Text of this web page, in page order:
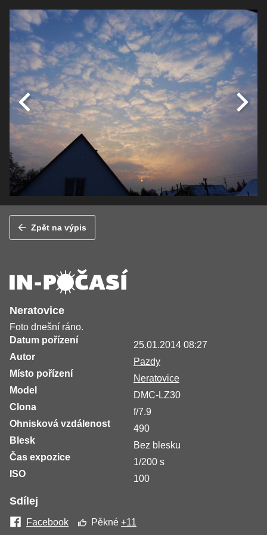
Zpět na výpis
Neratovice
Foto dnešní ráno.
Datum pořízení
25.01.2014 08:27
Autor
Pazdy
Místo pořízení
Neratovice
Model
DMC-LZ30
Clona
f/7.9
Ohnisková vzdálenost
490
Blesk
Bez blesku
Čas expozice
1/200 s
ISO
100
Sdílej
Facebook Pěkné+11